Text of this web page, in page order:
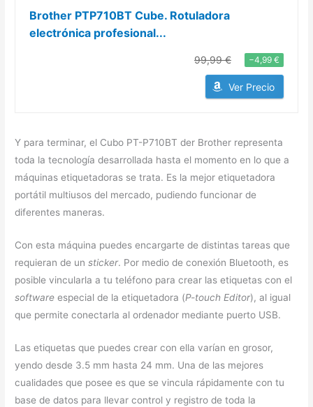
Brother PTP710BT Cube. Rotuladora
electrónica profesional...
99,99 € −4,99 €
Ver Precio
Y para terminar, el Cubo PT-P710BT der Brother representa
toda la tecnología desarrollada hasta el momento en lo que a
máquinas etiquetadoras se trata. Es la mejor etiquetadora
portátil multiusos del mercado, pudiendo funcionar de
diferentes maneras.
Con esta máquina puedes encargarte de distintas tareas que
requieran de unsticker. Por medio de conexión Bluetooth, es
posible vincularla a tu teléfono para crear las etiquetas con el
software especial de la etiquetadora (P-touch Editor), al igual
que permite conectarla al ordenador mediante puerto USB.
Las etiquetas que puedes crear con ella varían en grosor,
yendo desde 3.5 mm hasta 24 mm. Una de las mejores
cualidades que posee es que se vincula rápidamente con tu
base de datos para llevar control y registro de toda la